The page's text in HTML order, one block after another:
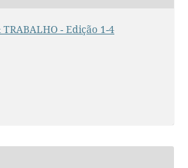
- Edição 1-4